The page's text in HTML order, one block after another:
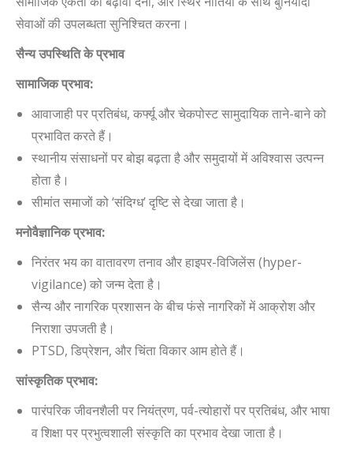
सेवाओं की उपलब्धता सुनिश्चित करना।
सैन्य उपस्थिति के प्रभाव
सामाजिक प्रभाव:
आवाजाही पर प्रतिबंध, कर्फ्यू और चेकपोस्ट सामुदायिक ताने-बाने को
प्रभावित करते हैं।
स्थानीय संसाधनों पर बोझ बढ़ता है और समुदायों में अविश्वास उत्पन्न
होता है।
सीमांत समाजों को ‘संदिग्ध’ दृष्टि से देखा जाता है।
मनोवैज्ञानिक प्रभाव:
निरंतर भय का वातावरण तनाव और हाइपर-विजिलेंस (hyper-
vigilance) को जन्म देता है।
सैन्य और नागरिक प्रशासन के बीच फंसे नागरिकों में आक्रोश और
निराशा उपजती है।
PTSD, डिप्रेशन, और चिंता विकार आम होते हैं।
सांस्कृतिक प्रभाव:
पारंपरिक जीवनशैली पर नियंत्रण, पर्व-त्योहारों पर प्रतिबंध, और भाषा
व शिक्षा पर प्रभुत्वशाली संस्कृति का प्रभाव देखा जाता है।